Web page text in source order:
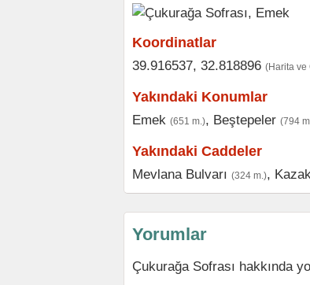
Koordinatlar
39.916537, 32.818896 (Harita ve
Yakındaki Konumlar
Emek (651 m.), Beştepeler (794
Yakındaki Caddeler
Mevlana Bulvarı (324 m.),
Yorumlar
Çukurağa Sofrası hakkında